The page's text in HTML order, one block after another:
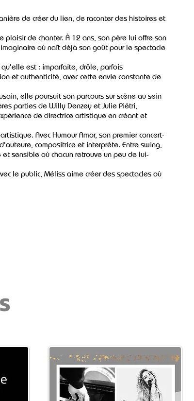
de créer du lien, de raconter des histoires et
de chanter. À 12 ans, son père lui offre son
où naît déjà son goût pour le spectacle
est : imparfaite, drôle, parfois
et authenticité, avec cette envie constante de
elle poursuit son parcours sur scène au sein
parties de Willy Denzey et Julie Piétri,
de directrice artistique en créant et
Avec Humour Amor, son premier concert-
compositrice et interprète. Entre swing,
sensible où chacun retrouve un peu de lui-
le public, Méliss aime créer des spectacles où